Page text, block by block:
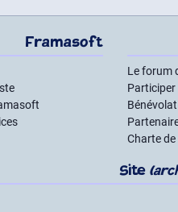
Framasoft
Le forum
Participer
Charte
Site